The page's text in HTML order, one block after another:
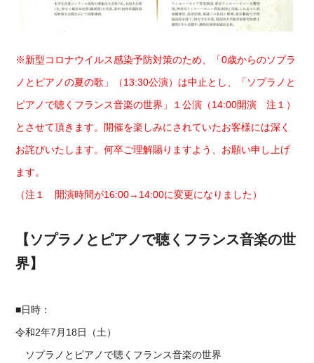
※新型コロナウイルス感染予防対策のため、「0歳からのソプラ
ノとピアノの夏の歌」（13:30公演）は中止とし、「ソプラノと
ピアノで聴くフランス音楽の世界」１公演（14:00開演 注１）
とさせて頂きます。開催を楽しみにされていたお客様には深く
お詫びいたします。何卒ご理解賜りますよう、お願い申し上げ
ます。
（注１ 開演時間が16:00→14:00に変更になりました）
【ソプラノとピアノで聴くフランス音楽の世
界】
■日時：
令和2年7月18日（土）
ソプラノとピアノで聴くフランス音楽の世界